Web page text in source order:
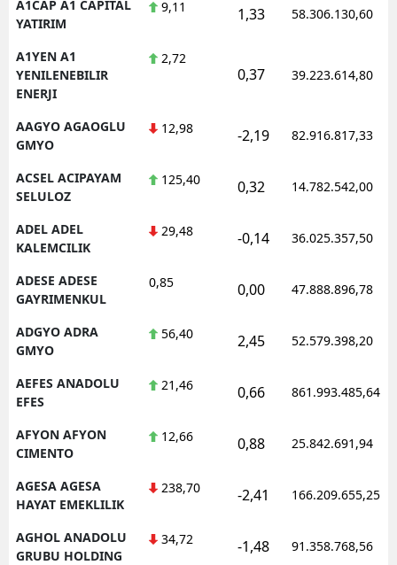
A1CAP A1 CAPITAL
YATIRIM
9,11 1,33 58.306.130,60
A1YEN A1
YENILENEBILIR
ENERJI
2,72
0,37 39.223.614,80
AAGYO AGAOGLU
GMYO
12,98 -2,19 82.916.817,33
ACSEL ACIPAYAM
SELULOZ
125,40 0,32 14.782.542,00
ADEL ADEL
KALEMCILIK
29,48 -0,14 36.025.357,50
ADESE ADESE
GAYRIMENKUL
0,85 0,00 47.888.896,78
ADGYO ADRA
GMYO
56,40 2,45 52.579.398,20
AEFES ANADOLU
EFES
21,46 0,66 861.993.485,64
AFYON AFYON
CIMENTO
12,66 0,88 25.842.691,94
AGESA AGESA
HAYAT EMEKLILIK
238,70 -2,41 166.209.655,25
AGHOL ANADOLU
GRUBU HOLDING
34,72 -1,48 91.358.768,56